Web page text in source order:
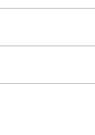
ligging aan de